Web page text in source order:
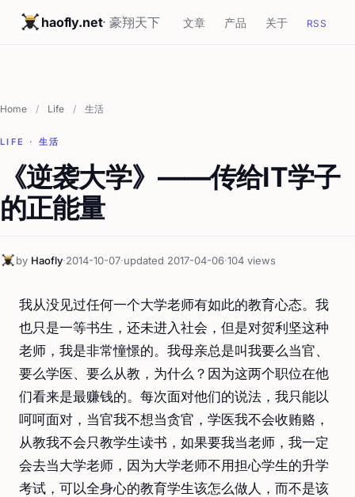
haofly.net· 豪翔天下 文章 产品 关于 RSS
Home / Life / 生活
LIFE · 生活
《逆袭大学》——传给IT学子
的正能量
by Haofly·2014-10-07·updated 2017-04-06·104 views
我从没见过任何一个大学老师有如此的教育心态。我
也只是一等书生，还未进入社会，但是对贺利坚这种
老师，我是非常憧憬的。我母亲总是叫我要么当官、
要么学医、要么从教，为什么？因为这两个职位在他
们看来是最赚钱的。每次面对他们的说法，我只能以
呵呵面对，当官我不想当贪官，学医我不会收贿赂，
从教我不会只教学生读书，如果要我当老师，我一定
会去当大学老师，因为大学老师不用担心学生的升学
考试，可以全身心的教育学生该怎么做人，而不是该